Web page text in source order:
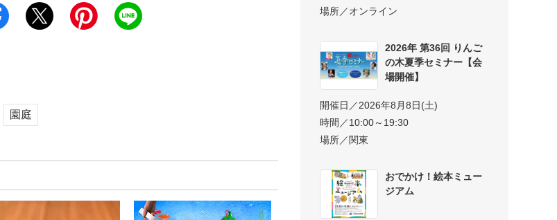
園庭
場所／オンライン
2026年 第36回 りんご
の木夏季セミナー【会
場開催】
開催日／2026年8月8日(土)
時間／10:00～19:30
場所／関東
おでかけ！絵本ミュー
ジアム